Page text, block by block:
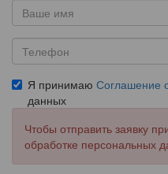
Я принимаю Соглашение
данных
Чтобы отправить заявку
обработке персональных